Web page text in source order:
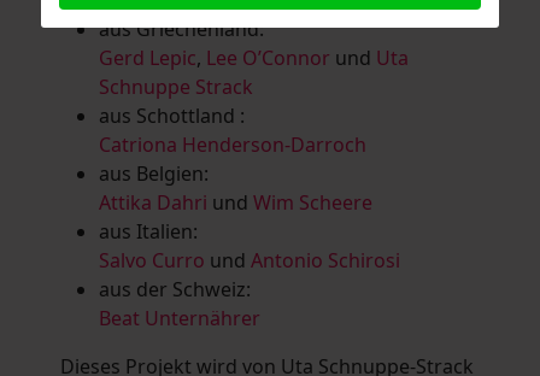
aus Griechenland:
Gerd Lepic, Lee O’Connor und Uta
Schnuppe Strack
aus Schottland :
Catriona Henderson-Darroch
aus Belgien:
Attika Dahri und Wim Scheere
aus Italien:
Salvo Curro und Antonio Schirosi
aus der Schweiz:
Beat Unternährer
Dieses Projekt wird von Uta Schnuppe-Strack